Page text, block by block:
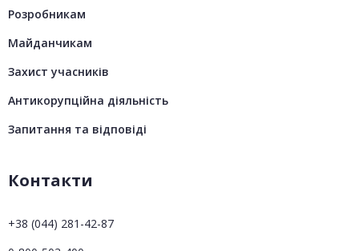
Розробникам
Майданчикам
Захист учасників
Антикорупційна діяльність
Запитання та відповіді
Контакти
+38 (044) 281-42-87